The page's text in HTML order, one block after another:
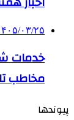
۱۴۰۵/۰۳/
مخاطب
پیوندها